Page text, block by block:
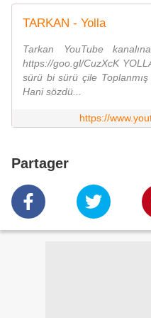
TARKAN - Yolla
Tarkan YouTube
https://goo.gl/CuzXcK
sürü bi sürü çile
Hani sözdü...
https://
Partager